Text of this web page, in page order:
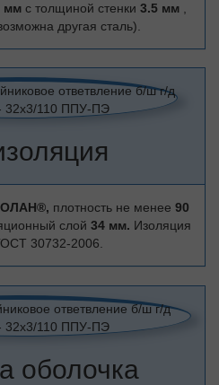
мм с толщиной стенки 3.5 мм
другая сталь).
плотность не менее 90
слой 34 мм. Изоляция
30732-2006.
оболочка